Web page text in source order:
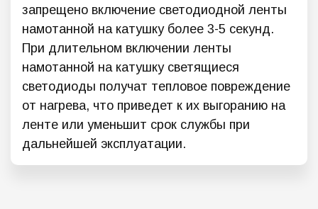
запрещено включение светодиодной ленты
намотанной на катушку более 3-5 секунд.
При длительном включении ленты
намотанной на катушку светящиеся
светодиоды получат тепловое повреждение
от нагрева, что приведет к их выгоранию на
ленте или уменьшит срок службы при
дальнейшей эксплуатации.